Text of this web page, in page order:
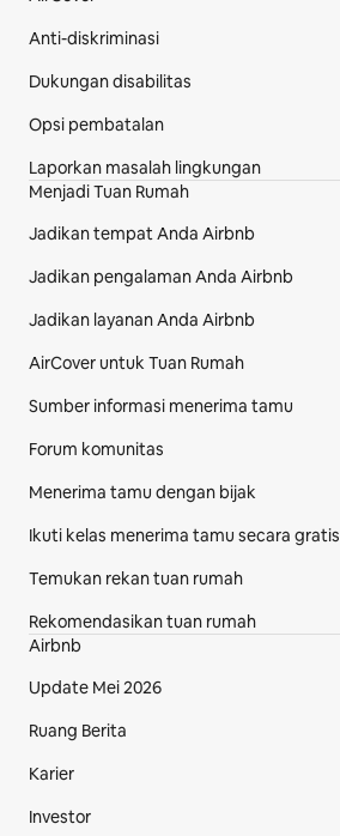
Anti-diskriminasi
Dukungan disabilitas
Opsi pembatalan
Laporkan masalah lingkungan
Menjadi Tuan Rumah
Jadikan tempat Anda Airbnb
Jadikan pengalaman Anda Airbnb
Jadikan layanan Anda Airbnb
AirCover untuk Tuan Rumah
Sumber informasi menerima tamu
Forum komunitas
Menerima tamu dengan bijak
Ikuti kelas menerima tamu secara gratis
Temukan rekan tuan rumah
Rekomendasikan tuan rumah
Airbnb
Update Mei 2026
Ruang Berita
Karier
Investor